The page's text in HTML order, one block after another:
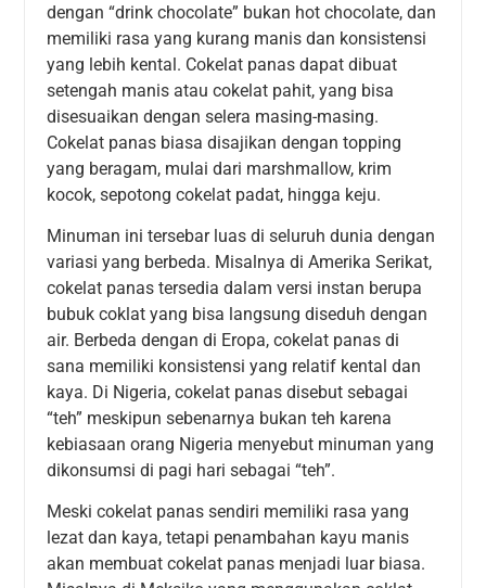
dengan “drink chocolate” bukan hot chocolate, dan
memiliki rasa yang kurang manis dan konsistensi
yang lebih kental. Cokelat panas dapat dibuat
setengah manis atau cokelat pahit, yang bisa
disesuaikan dengan selera masing-masing.
Cokelat panas biasa disajikan dengan topping
yang beragam, mulai dari marshmallow, krim
kocok, sepotong cokelat padat, hingga keju.
Minuman ini tersebar luas di seluruh dunia dengan
variasi yang berbeda. Misalnya di Amerika Serikat,
cokelat panas tersedia dalam versi instan berupa
bubuk coklat yang bisa langsung diseduh dengan
air. Berbeda dengan di Eropa, cokelat panas di
sana memiliki konsistensi yang relatif kental dan
kaya. Di Nigeria, cokelat panas disebut sebagai
“teh” meskipun sebenarnya bukan teh karena
kebiasaan orang Nigeria menyebut minuman yang
dikonsumsi di pagi hari sebagai “teh”.
Meski cokelat panas sendiri memiliki rasa yang
lezat dan kaya, tetapi penambahan kayu manis
akan membuat cokelat panas menjadi luar biasa.